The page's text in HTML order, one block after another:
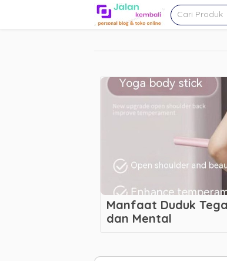
Manfaat Duduk
dan Mental